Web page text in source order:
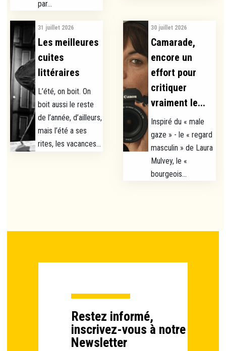
par...
31 juillet 2026
Les meilleures
cuites
littéraires
L’été, on boit. On
boit aussi le reste
de l’année, d’ailleurs,
mais l’été a ses
rites, les vacances...
30 juillet 2026
Camarade,
encore un
effort pour
critiquer
vraiment le...
Inspiré du « male
gaze » - le « regard
masculin » de Laura
Mulvey, le «
bourgeois...
Restez informé,
inscrivez-vous à notre
Newsletter